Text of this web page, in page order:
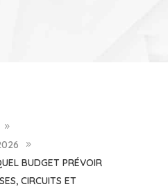
9
9
BUDGET PRÉVOIR
CIRCUITS ET